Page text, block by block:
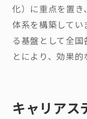
化）に重点を置
体系を構築して
る基盤として全
とにより、効果的
キャリアス